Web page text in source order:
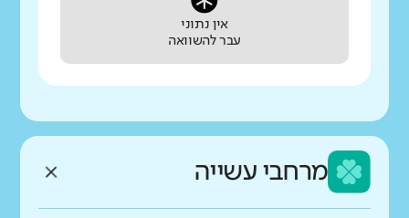
אין נתוני
עבר להשוואה
מרחבי עשייה